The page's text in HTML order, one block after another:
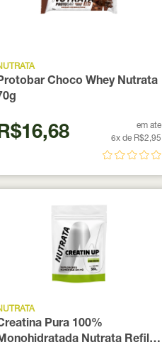
Choco Whey Nutrata
em ate
6x de R$2,95
Pura 100%
Nutrata Refil